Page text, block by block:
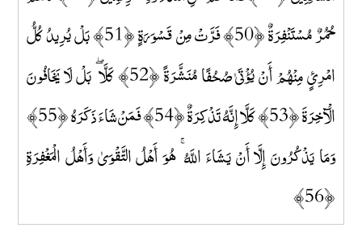
حُمُرٌ مُسْتَنْفِرَةٌ ﴿50﴾ فَرَّتْ مِنْ قَسْوَرَةٍ ﴿51﴾ بَلْ يُرِيدُ كُلُّ
امْرِئٍ مِنْهُمْ أَنْ يُؤْتَىٰ صُحُفًا مُنَشَّرَةً ﴿52﴾ كَلَّا ۖ بَلْ لَا يَخَافُونَ
الْآخِرَةَ ﴿53﴾ كَلَّا إِنَّهُ تَذْكِرَةٌ ﴿54﴾ فَمَنْ شَاءَ ذَكَرَهُ ﴿55﴾
وَمَا يَذْكُرُونَ إِلَّا أَنْ يَشَاءَ اللَّهُ ۚ هُوَ أَهْلُ التَّقْوَىٰ وَأَهْلُ الْمَغْفِرَةِ
﴿56﴾